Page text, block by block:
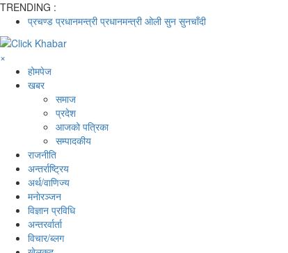
TRENDING :
प्रचण्ड प्रधानमन्त्री प्रधानमन्त्री ओली सुन सुनचाँदी
×
होमपेज
खबर
समाज
प्रदेश
आजको पत्रिका
सम्पादकीय
राजनीति
अन्तर्राष्ट्रिय
अर्थ/वाणिज्य
मनाेरञ्जन
विज्ञान प्रविधि
अन्तरर्वार्ता
विचार/ब्लग